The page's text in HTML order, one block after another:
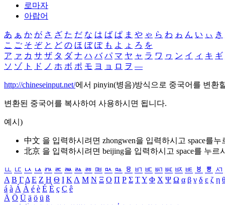
로마자
아랍어
あ ぁ か が さ ざ た だ な は ば ぱ ま や ゃ ら わ ゎ ん い ぃ き
こ ご そ ぞ と ど の ほ ぼ ぽ も よ ょ ろ を
ア ァ カ サ ザ タ ダ ナ ハ バ パ マ ヤ ャ ラ ワ ヮ ン イ ィ キ ギ
ソ ゾ ト ド ノ ホ ボ ポ モ ヨ ョ ロ ヲ ―
http://chineseinput.net/에서 pinyin(병음)방식으로 중국어를 변환
변환된 중국어를 복사하여 사용하시면 됩니다.
예시)
中文 을 입력하시려면 zhongwen을 입력하시고 space를
北京 을 입력하시려면 beijing을 입력하시고 space를 누르
ㅥ ㅦ ㅧ ㅨ ㅩ ㅪ ㅫ ㅬ ㅭ ㅮ ㅯ ㅰ ㅱ ㅲ ㅳ ㅴ ㅵ ㅶ ㅷ ㅸ ㅹ ㅺ
Α Β ΓΔ Ε Ζ Η Θ Ι ΚΛ Μ Ν Ξ Ο Π Ρ Σ ΤΥ Φ Χ Ψ Ω α β γ δ ε ζ η θ
á à Á À é è É È ç Ç ê
Ä Ö Ü ä ö ü ß